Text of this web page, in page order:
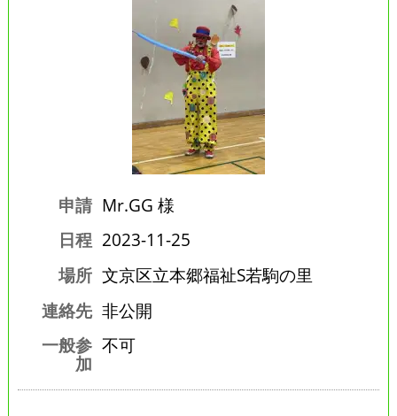
申請 Mr.GG 様
日程 2023-11-25
場所 文京区立本郷福祉S若駒の里
連絡先 非公開
一般参
加
不可